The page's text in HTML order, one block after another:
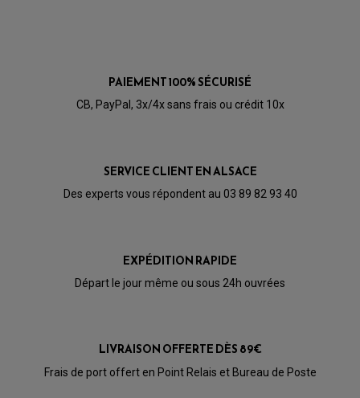
PIÈCE MOTEUR
AMORTISSEURS QUAD / SSV
BIELLETTES DE DIRECTION
COLONNE DE DIRECTION QUAD
SÉLECTEUR DE VITESSE
ACCESSOIRES ÉCHAPPEMENT
ÉCHAPPEMENT & SILENCIEUX FMF
PAIEMENT 100% SÉCURISÉ
CB, PayPal, 3x/4x sans frais ou crédit 10x
SERVICE CLIENT EN ALSACE
Des experts vous répondent au 03 89 82 93 40
EXPÉDITION RAPIDE
Départ le jour même ou sous 24h ouvrées
LIVRAISON OFFERTE DÈS 89€
Frais de port offert en Point Relais et Bureau de Poste